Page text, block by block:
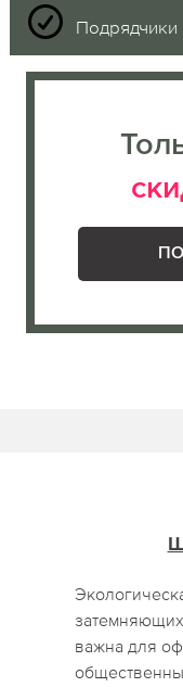
Подрядчики
затемняющих
важна для